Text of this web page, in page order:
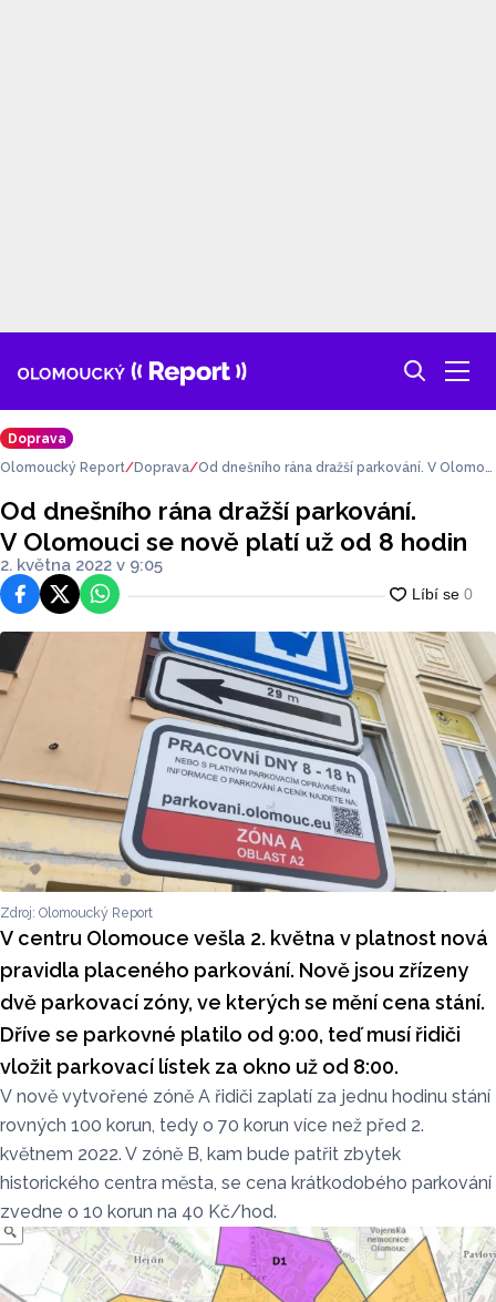
Doprava
Olomoucký Report
Doprava Od dnešního rána dražší parkování. V Olomou
Od dnešního rána dražší parkování.
V Olomouci se nově platí už od 8 hodin
2. května 2022 v 9:05
FacebookPlatforma X
WhatsApp
Zdroj: Olomoucký Report
V centru Olomouce vešla 2. května v platnost nová
pravidla placeného parkování. Nově jsou zřízeny
dvě parkovací zóny, ve kterých se mění cena stání.
Dříve se parkovné platilo od 9:00, teď musí řidiči
vložit parkovací lístek za okno už od 8:00.
V nově vytvořené zóně A řidiči zaplatí za jednu hodinu stání
rovných 100 korun, tedy o 70 korun více než před 2.
květnem 2022. V zóně B, kam bude patřit zbytek
historického centra města, se cena krátkodobého parkování
zvedne o 10 korun na 40 Kč/hod.